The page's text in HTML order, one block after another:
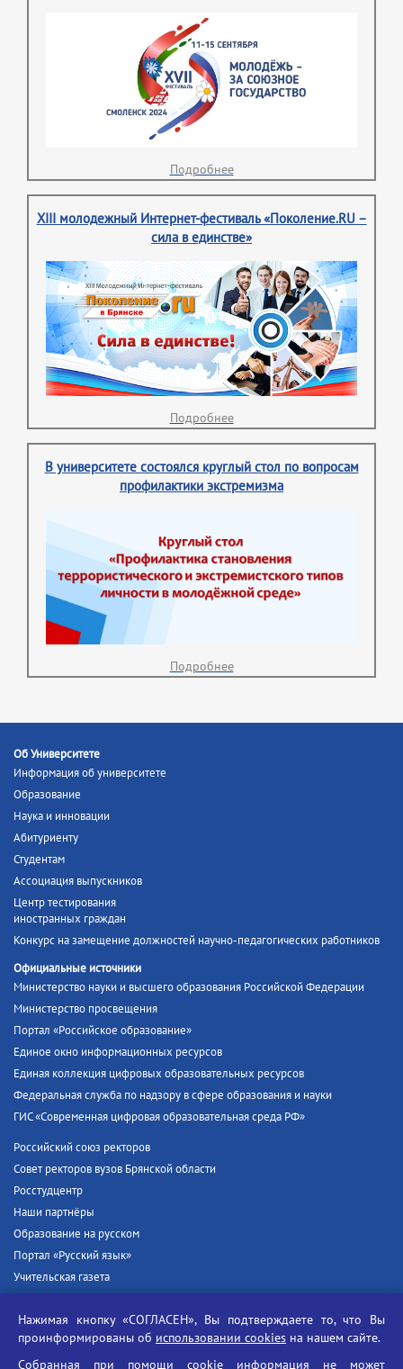
Подробнее
XIII молодежный Интернет-фестиваль «Поколение.RU –
сила в единстве»
Подробнее
В университете состоялся круглый стол по вопросам
профилактики экстремизма
Подробнее
Об Университете
Информация об университете
Образование
Наука и инновации
Абитуриенту
Студентам
Ассоциация выпускников
Центр тестирования
иностранных граждан
Конкурс на замещение должностей научно-педагогических работников
Официальные источники
Министерство науки и высшего образования Российской Федерации
Министерство просвещения
Портал «Российское образование»
Единое окно информационных ресурсов
Единая коллекция цифровых образовательных ресурсов
Федеральная служба по надзору в сфере образования и науки
ГИС «Современная цифровая образовательная среда РФ»
Российский союз ректоров
Совет ректоров вузов Брянской области
Росстудцентр
Наши партнёры
Образование на русском
Портал «Русский язык»
Учительская газета
Единый портал государственных услуг
Нажимая кнопку «СОГЛАСЕН», Вы подтверждаете то, что Вы
проинформированы об использовании cookies на нашем сайте.
Собранная при помощи cookie информация не может